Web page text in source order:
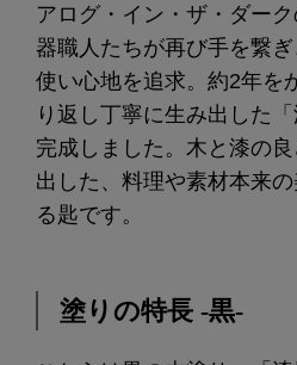
アログ・イン・ザ・ダー
器職人たちが再び手を繋
使い心地を追求。約2年を
り返し丁寧に生み出した
完成しました。木と漆の
出した、料理や素材本来
る匙です。
塗りの特長 -黒-